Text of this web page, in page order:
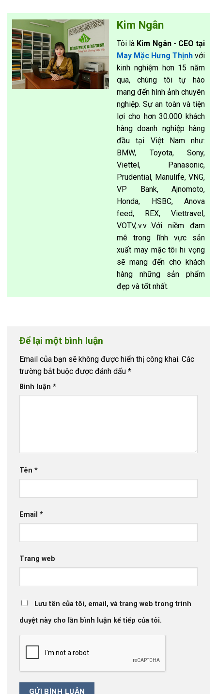
Kim Ngân
Tôi là Kim Ngân - CEO tại
May Mặc Hưng Thịnh với
kinh nghiệm hơn 15 năm
qua, chúng tôi tự hào
mang đến hình ảnh chuyên
nghiệp. Sự an toàn và tiện
lợi cho hơn 30.000 khách
hàng doanh nghiệp hàng
đầu tại Việt Nam như:
BMW, Toyota, Sony,
Viettel, Panasonic,
Prudential, Manulife, VNG,
VP Bank, Ajnomoto,
Honda, HSBC, Anova
feed, REX, Viettravel,
VOTV,.v.v…Với niềm đam
mê trong lĩnh vực sản
xuất may mặc tôi hi vọng
sẽ mang đến cho khách
hàng những sản phẩm
đẹp và tốt nhất.
Để lại một bình luận
Email của bạn sẽ không được hiển thị công khai. Các
trường bắt buộc được đánh dấu *
Bình luận *
Tên *
Email *
Trang web
Lưu tên của tôi, email, và trang web trong trình
duyệt này cho lần bình luận kế tiếp của tôi.